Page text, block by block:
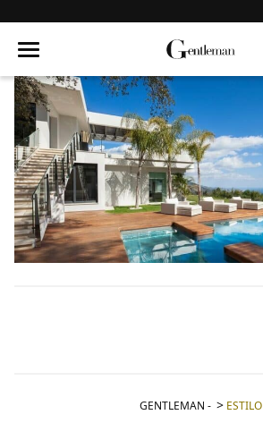
GENTLEMAN - ESTILO